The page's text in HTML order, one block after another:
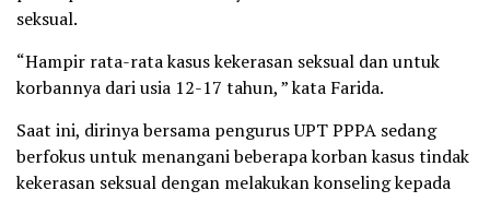
seksual.
“Hampir rata-rata kasus kekerasan seksual dan untuk
korbannya dari usia 12-17 tahun, ” kata Farida.
Saat ini, dirinya bersama pengurus UPT PPPA sedang
berfokus untuk menangani beberapa korban kasus tindak
kekerasan seksual dengan melakukan konseling kepada